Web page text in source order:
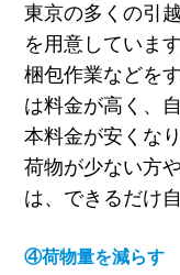
東京の多くの引
を用意しています
梱包作業などを
は料金が高く、
本料金が安くなり
荷物が少ない方
は、できるだけ
④荷物量を減らす